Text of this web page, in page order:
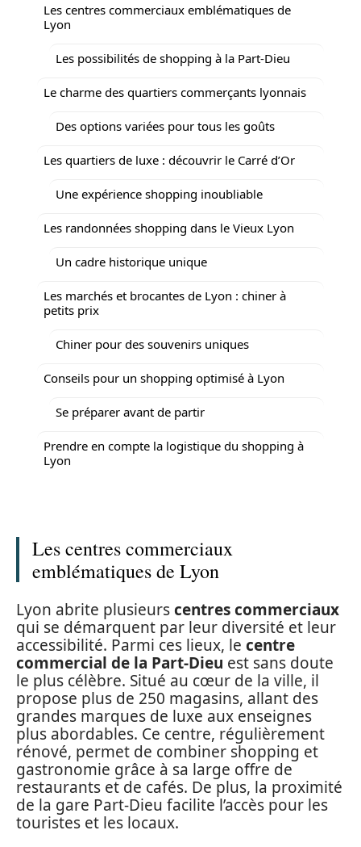
Les centres commerciaux emblématiques de
Lyon
Les possibilités de shopping à la Part-Dieu
Le charme des quartiers commerçants lyonnais
Des options variées pour tous les goûts
Les quartiers de luxe : découvrir le Carré d’Or
Une expérience shopping inoubliable
Les randonnées shopping dans le Vieux Lyon
Un cadre historique unique
Les marchés et brocantes de Lyon : chiner à
petits prix
Chiner pour des souvenirs uniques
Conseils pour un shopping optimisé à Lyon
Se préparer avant de partir
Prendre en compte la logistique du shopping à
Lyon
Les centres commerciaux
emblématiques de Lyon
Lyon abrite plusieurscentres commerciaux
qui se démarquent par leur diversité et leur
accessibilité. Parmi ces lieux, le centre
commercial de la Part-Dieu est sans doute
le plus célèbre. Situé au cœur de la ville, il
propose plus de 250 magasins, allant des
grandes marques de luxe aux enseignes
plus abordables. Ce centre, régulièrement
rénové, permet de combiner shopping et
gastronomie grâce à sa large offre de
restaurants et de cafés. De plus, la proximité
de la gare Part-Dieu facilite l’accès pour les
touristes et les locaux.